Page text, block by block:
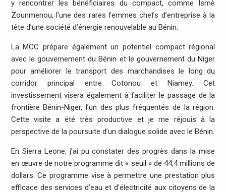
y rencontrer les bénéficiaires du compact, comme Ismè
Zounmenou, l’une des rares femmes chefs d’entreprise à la
tête d’une société d’énergie renouvelable au Bénin.
La MCC prépare également un potentiel compact régional
avec le gouvernement du Bénin et le gouvernement du Niger
pour améliorer le transport des marchandises le long du
corridor principal entre Cotonou et Niamey. Cet
investissement visera également à faciliter le passage de la
frontière Bénin-Niger, l’un des plus fréquentés de la région.
Cette visite a été très productive et je me réjouis à la
perspective de la poursuite d’un dialogue solide avec le Bénin.
En Sierra Leone, j’ai pu constater des progrès dans la mise
en œuvre de notre programme dit « seuil » de 44,4 millions de
dollars. Ce programme vise à permettre une prestation plus
efficace des services d’eau et d’électricité aux citoyens de la